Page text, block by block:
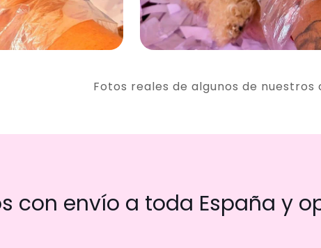
Fotos reales de algunos de
con envío a toda España y